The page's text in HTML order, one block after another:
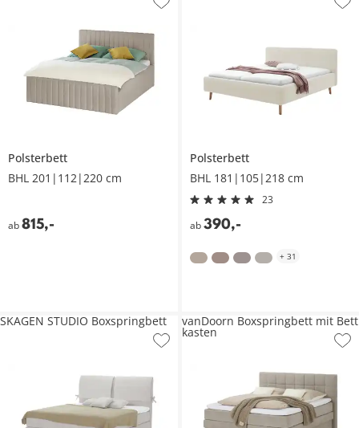
Polsterbett
BHL 201|112|220 cm
ab815,-
Polsterbett
BHL 181|105|218 cm
23
ab 390,-
+ 31
SKAGEN STUDIO Boxspringbett vanDoorn Boxspringbett mit Bett
kasten